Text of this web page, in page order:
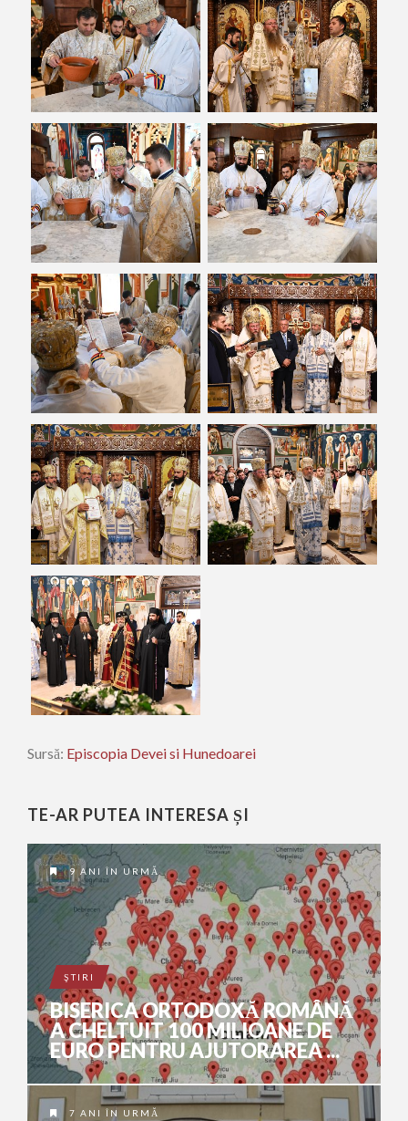
Sursă: Episcopia Devei si Hunedoarei
TE-AR PUTEA INTERESA ȘI
9 ANI ÎN URMĂ
ŞTIRI
BISERICA ORTODOXĂ ROMÂNĂ
A CHELTUIT 100 MILIOANE DE
EURO PENTRU AJUTORAREA ...
7 ANI ÎN URMĂ